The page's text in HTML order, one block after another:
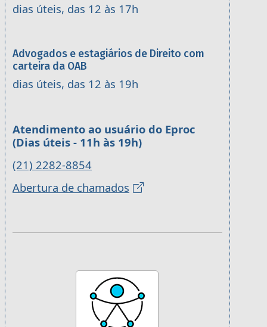
dias úteis, das 12 às 17h
Advogados e estagiários de Direito com
carteira da OAB
dias úteis, das 12 às 19h
Atendimento ao usuário do Eproc
(Dias úteis - 11h às 19h)
(21) 2282-8854
Abertura de chamados